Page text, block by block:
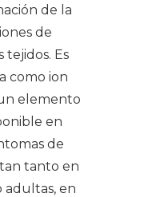
de la
de
Es
como ion
elemento
en
de
tanto en
adultas, en